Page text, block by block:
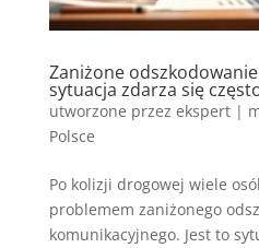
Zaniżone
sytuacja zdarza się
utworzone przez ekspert|
Polsce
Po kolizji drogowej wiele
problemem zaniżonego
komunikacyjnego. Jest to